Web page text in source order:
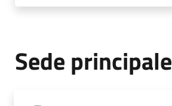
Sede principale